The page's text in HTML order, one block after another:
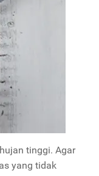
tinggi. Agar
yang tidak